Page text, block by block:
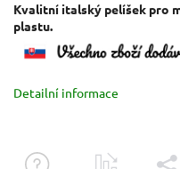
Kvalitní italský pelíšek pro
plastu.
Detailní informace